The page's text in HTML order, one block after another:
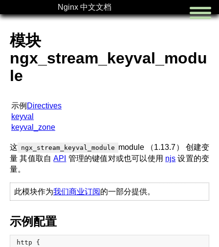
Nginx 中文文档
模块
ngx_stream_keyval_modu
le
示例 Directives
keyval
keyval_zone
这 ngx_stream_keyval_module module （1.13.7） 创建变
量 其值取自API 管理的键值对或也可以使用 njs 设置的变
量。
此模块作为我们商业订阅的一部分提供。
示例配置
http {